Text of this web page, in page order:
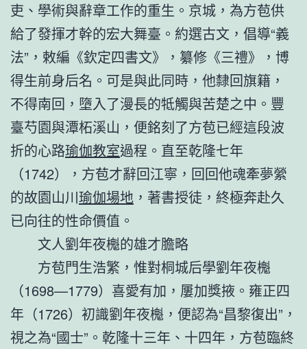
吏、學術與辭章工作的重生。京城，為方苞供
給了發揮才幹的宏大舞臺。約選古文，倡導“義
法”，敕編《欽定四書文》，纂修《三禮》，博
得生前身后名。可是與此同時，他隸回旗籍，
不得南回，墮入了漫長的牴觸與苦楚之中。豐
臺芍園與潭柘溪山，便銘刻了方苞已經這段波
折的心路瑜伽教室過程。直至乾隆七年
（1742），方苞才辭回江寧，回回他魂牽夢縈
的故園山川瑜伽場地 ，著書授徒，終極奔赴久
已向往的性命價值。
文人劉年夜櫆的雄才膽略
方苞門生浩繁，惟對桐城后學劉年夜櫆
（1698—1779）喜愛有加，屢加獎掖。雍正四
年（1726）初識劉年夜櫆，便認為“昌黎復出”，
視之為“國士”。乾隆十三年、十四年，方苞臨終